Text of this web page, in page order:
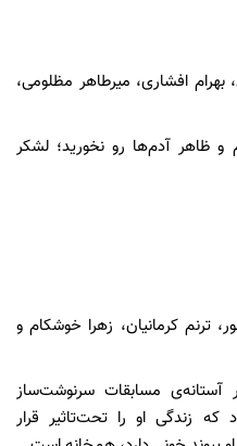
بهرام افشاری، میرطاهر مظلومی،
ظاهر آدم‌ها رو نخورید؛ لشکر
ترنم کرمانیان، زهرا خوشکام و
آستانه‌ی مسابقات سرنوشت‌ساز
زندگی او را تحت‌تاثیر قرار